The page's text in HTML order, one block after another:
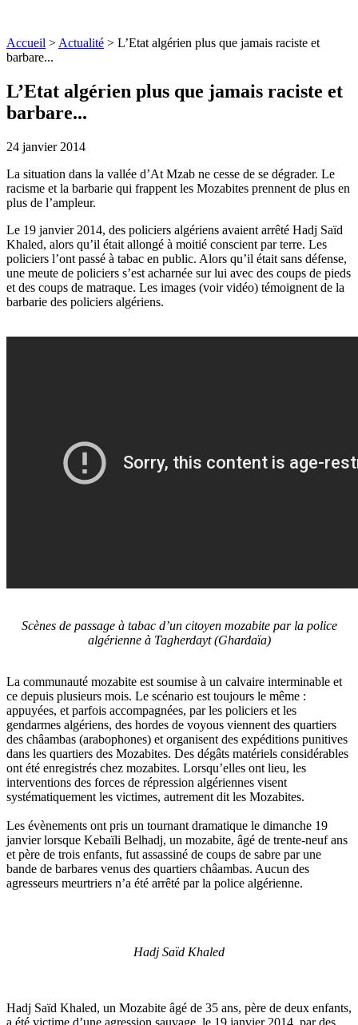
Accueil > Actualité > L’Etat algérien plus que jamais raciste et
barbare...
L’Etat algérien plus que jamais raciste et
barbare...
24 janvier 2014
La situation dans la vallée d’At Mzab ne cesse de se dégrader. Le
racisme et la barbarie qui frappent les Mozabites prennent de plus en
plus de l’ampleur.
Le 19 janvier 2014, des policiers algériens avaient arrêté Hadj Saïd
Khaled, alors qu’il était allongé à moitié conscient par terre. Les
policiers l’ont passé à tabac en public. Alors qu’il était sans défense,
une meute de policiers s’est acharnée sur lui avec des coups de pieds
et des coups de matraque. Les images (voir vidéo) témoignent de la
barbarie des policiers algériens.
Scènes de passage à tabac d’un citoyen mozabite par la police
algérienne à Tagherdayt (Ghardaïa)
La communauté mozabite est soumise à un calvaire interminable et
ce depuis plusieurs mois. Le scénario est toujours le même :
appuyées, et parfois accompagnées, par les policiers et les
gendarmes algériens, des hordes de voyous viennent des quartiers
des châambas (arabophones) et organisent des expéditions punitives
dans les quartiers des Mozabites. Des dégâts matériels considérables
ont été enregistrés chez mozabites. Lorsqu’elles ont lieu, les
interventions des forces de répression algériennes visent
systématiquement les victimes, autrement dit les Mozabites.
Les évènements ont pris un tournant dramatique le dimanche 19
janvier lorsque Kebaïli Belhadj, un mozabite, âgé de trente-neuf ans
et père de trois enfants, fut assassiné de coups de sabre par une
bande de barbares venus des quartiers châambas. Aucun des
agresseurs meurtriers n’a été arrêté par la police algérienne.
Hadj Saïd Khaled
Hadj Saïd Khaled, un Mozabite âgé de 35 ans, père de deux enfants,
a été victime d’une agression sauvage, le 19 janvier 2014, par des